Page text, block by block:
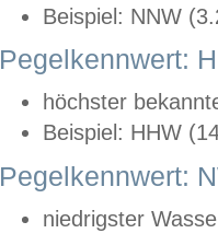
Beispiel: NNW
Pegelkennwert:
höchster
Beispiel: HHW
Pegelkennwert:
niedrigster